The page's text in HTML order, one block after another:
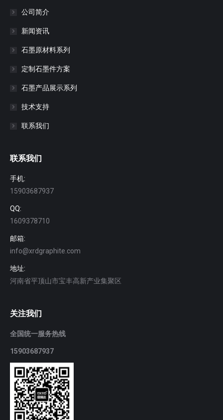
公司简介
新闻资讯
石墨原材料系列
定制石墨件方案
石墨产品展示系列
技术支持
联系我们
联系我们
手机:
15903687937
QQ:
1609378710
邮箱:
info@xrdgraphite.com
地址:
河南省平顶山市宝丰高新产业集聚区
关注我们
全国统一服务热线
15903687937